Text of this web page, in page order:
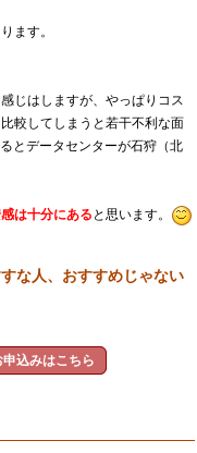
ます。
じはしますが、やっぱりコス
較してしまうと若干不利な面
とデータセンターが石狩（北
は十分にある と思います。
な人、おすすめじゃない
込みはこちら